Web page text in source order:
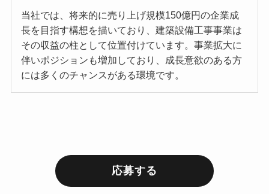
当社では、将来的に売り上げ規模150億円の企業成
長を目指す構想を描いており、建築設備工事事業は
その収益の柱として位置付けています。事業拡大に
伴いポジションも増加しており、成長意欲のある方
には多くのチャンスがある環境です。
応募する